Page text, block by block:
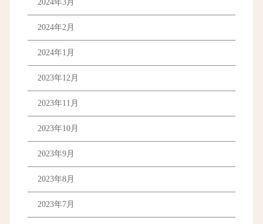
2024年3月
2024年2月
2024年1月
2023年12月
2023年11月
2023年10月
2023年9月
2023年8月
2023年7月